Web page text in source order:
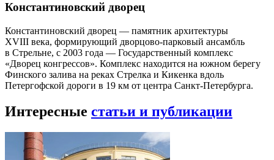
Константиновский дворец
Константиновский дворец — памятник архитектуры
XVIII века, формирующий дворцово-парковый ансамбль
в Стрельне, с 2003 года — Государственный комплекс
«Дворец конгрессов». Комплекс находится на южном берегу
Финского залива на реках Стрелка и Кикенка вдоль
Петергофской дороги в 19 км от центра Санкт-Петербурга.
Интересные статьи и публикации